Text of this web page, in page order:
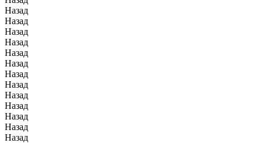
Назад
Назад
Назад
Назад
Назад
Назад
Назад
Назад
Назад
Назад
Назад
Назад
Назад